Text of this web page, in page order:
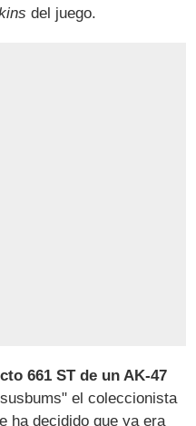
del juego.
661 ST de un AK-47
el coleccionista
ha decidido que ya era